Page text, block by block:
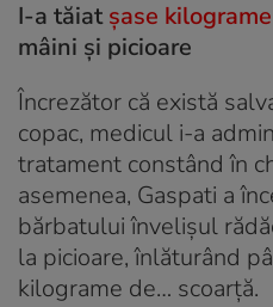
I-a tăiatşase
mâini şi picioare
Încrezător că există
copac, medicul i-a
tratament constând în
asemenea, Gaspati a
bărbatului învelişul
la picioare, înlăturând
kilograme de… scoarţă.